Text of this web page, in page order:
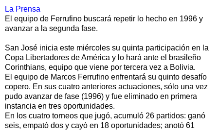
La Prensa
El equipo de Ferrufino buscará repetir lo hecho en 1996 y
avanzar a la segunda fase.
San José inicia este miércoles su quinta participación en la
Copa Libertadores de América y lo hará ante el brasileño
Corinthians, equipo que viene por tercera vez a Bolivia.
El equipo de Marcos Ferrufino enfrentará su quinto desafío
copero. En sus cuatro anteriores actuaciones, sólo una vez
pudo avanzar de fase (1996) y fue eliminado en primera
instancia en tres oportunidades.
En los cuatro torneos que jugó, acumuló 26 partidos: ganó
seis, empató dos y cayó en 18 oportunidades; anotó 61